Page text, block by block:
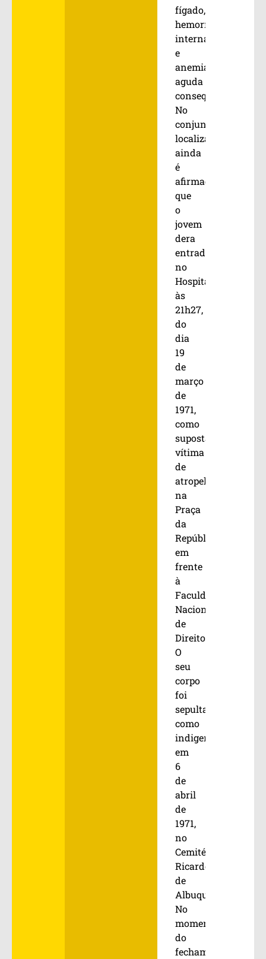
fígado,
hemorragia
interna
e
anemia
aguda
consequente”.
No
conjunto
localizado
ainda
é
afirmado
que
o
jovem
dera
entrada
no
Hospital
às
21h27,
do
dia
19
de
março
de
1971,
como
suposta
vítima
de
atropelamento
na
Praça
da
República,
em
frente
à
Faculdade
Nacional
de
Direito.
O
seu
corpo
foi
sepultado
como
indigente
em
6
de
abril
de
1971,
no
Cemitério
Ricardo
de
Albuquerque.
No
momento
do
fechamento